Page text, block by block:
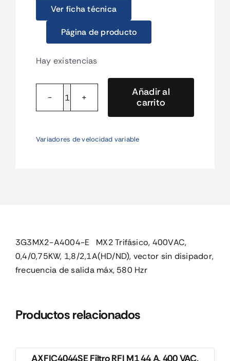
Ver ficha técnica
Página de producto
Hay existencias
3G3MX2A4004ECHN
400VAC,
Añadir al
carrito
Variadores de velocidad variable
3G3MX2-A4004-E MX2 Trifásico, 400VAC,
0,4/0,75KW, 1,8/2,1A(HD/ND), vector sin disipador,
frecuencia de salida máx, 580 Hzr
Productos relacionados